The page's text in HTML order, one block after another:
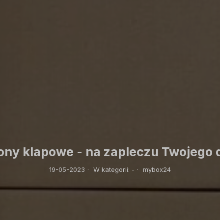
klapowe - na zapleczu Twojego
19-05-2023 · W kategorii: - · mybox24